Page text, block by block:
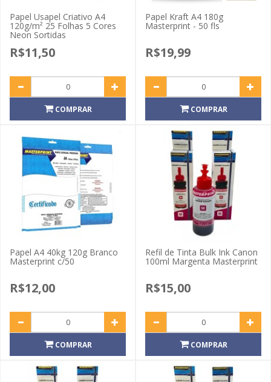
Papel Usapel Criativo A4
120g/m² 25 Folhas 5 Cores
Neon Sortidas
R$11,50
COMPRAR
Papel Kraft A4 180g
Masterprint - 50 fls
R$19,99
COMPRAR
Papel A4 40kg 120g Branco
Masterprint c/50
R$12,00
COMPRAR
Refil de Tinta Bulk Ink Canon
100ml Margenta Masterprint
R$15,00
COMPRAR